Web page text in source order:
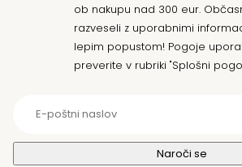
ob nakupu nad 300 eur.
razveseli z uporabnimi
lepim popustom! Pogoje
preverite v rubriki "Splošni